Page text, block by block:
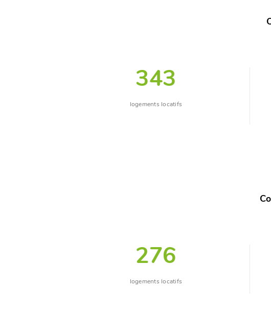
343
logements locatifs
276
logements locatifs